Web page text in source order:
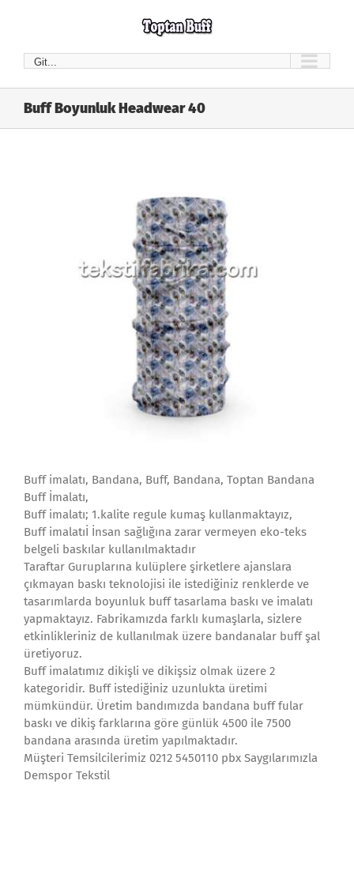
Git...
Buff Boyunluk Headwear 40
Buff imalatı, Bandana, Buff, Bandana, Toptan Bandana
Buff İmalatı,
Buff imalatı; 1.kalite regule kumaş kullanmaktayız,
Buff imalatıİ İnsan sağlığına zarar vermeyen eko-teks
belgeli baskılar kullanılmaktadır
Taraftar Guruplarına kulüplere şirketlere ajanslara
çıkmayan baskı teknolojisi ile istediğiniz renklerde ve
tasarımlarda boyunluk buff tasarlama baskı ve imalatı
yapmaktayız. Fabrikamızda farklı kumaşlarla, sizlere
etkinlikleriniz de kullanılmak üzere bandanalar buff şal
üretiyoruz.
Buff imalatımız dikişli ve dikişsiz olmak üzere 2
kategoridir. Buff istediğiniz uzunlukta üretimi
mümkündür. Üretim bandımızda bandana buff fular
baskı ve dikiş farklarına göre günlük 4500 ile 7500
bandana arasında üretim yapılmaktadır.
Müşteri Temsilcilerimiz 0212 5450110 pbx Saygılarımızla
Demspor Tekstil